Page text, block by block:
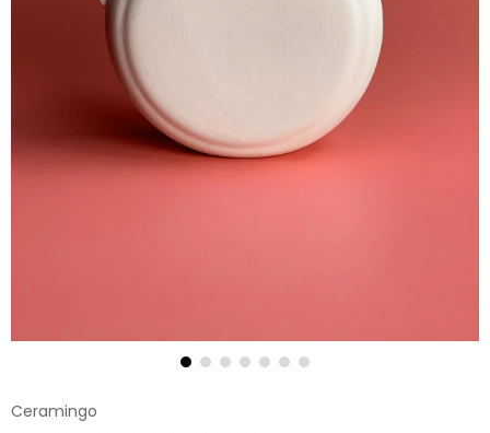
Ceramingo